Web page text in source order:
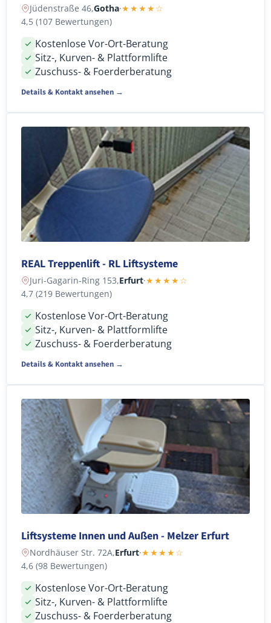
Jüdenstraße 46,Gotha·★★★★☆
4,5 (107 Bewertungen)
Kostenlose Vor-Ort-Beratung
Sitz-, Kurven- & Plattformlifte
Zuschuss- & Foerderberatung
Details & Kontakt ansehen →
REAL Treppenlift - RL Liftsysteme
Juri-Gagarin-Ring 153,Erfurt·★★★★☆
4,7 (219 Bewertungen)
Kostenlose Vor-Ort-Beratung
Sitz-, Kurven- & Plattformlifte
Zuschuss- & Foerderberatung
Details & Kontakt ansehen →
Liftsysteme Innen und Außen - Melzer Erfurt
Nordhäuser Str. 72A,Erfurt·★★★★☆
4,6 (98 Bewertungen)
Kostenlose Vor-Ort-Beratung
Sitz-, Kurven- & Plattformlifte
Zuschuss- & Foerderberatung